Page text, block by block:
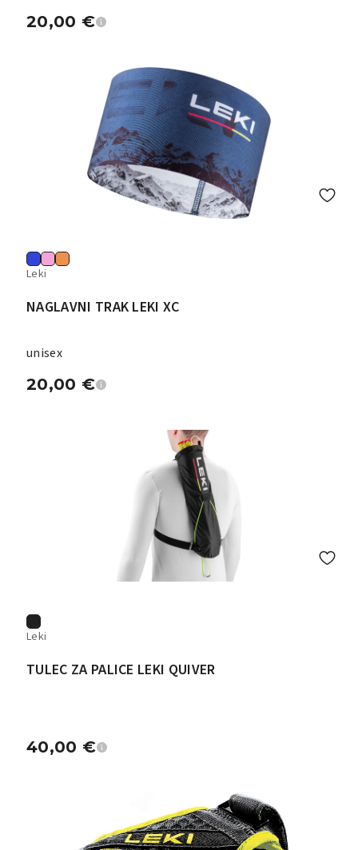
20,00 €
Leki
NAGLAVNI TRAK LEKI XC
unisex
20,00 €
Leki
TULEC ZA PALICE LEKI QUIVER
40,00 €